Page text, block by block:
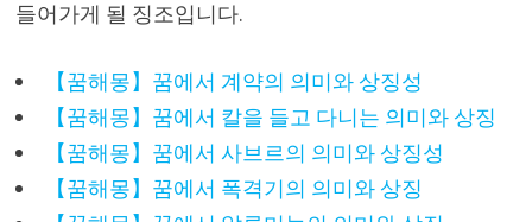
들어가게 될 징조입니다.
【꿈해몽】꿈에서 계약의 의미와 상징성
【꿈해몽】꿈에서 칼을 들고 다니는 의미와 상징
【꿈해몽】꿈에서 사브르의 의미와 상징성
【꿈해몽】꿈에서 폭격기의 의미와 상징